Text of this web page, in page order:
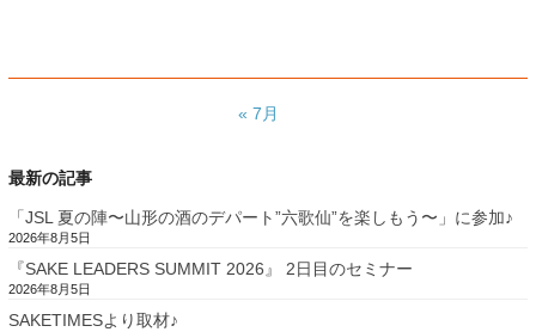
« 7月
最新の記事
「JSL 夏の陣〜山形の酒のデパート”六歌仙”を楽しもう〜」に参加♪
2026年8月5日
『SAKE LEADERS SUMMIT 2026』 2日目のセミナー
2026年8月5日
SAKETIMESより取材♪